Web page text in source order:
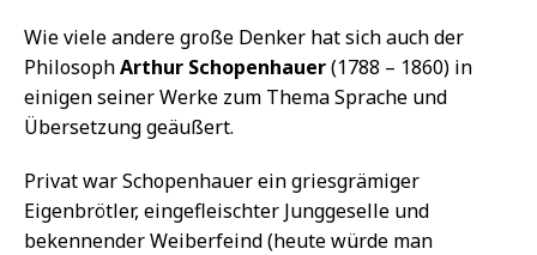
Wie viele andere große Denker hat sich auch der
PhilosophArthur Schopenhauer(1788 – 1860) in
einigen seiner Werke zum Thema Sprache und
Übersetzung geäußert.
Privat war Schopenhauer ein griesgrämiger
Eigenbrötler, eingefleischter Junggeselle und
bekennender Weiberfeind (heute würde man